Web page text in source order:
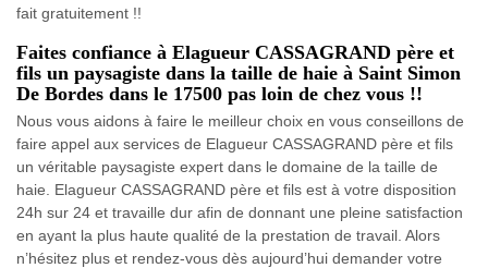
fait gratuitement !!
Faites confiance à Elagueur CASSAGRAND père et
fils un paysagiste dans la taille de haie à Saint Simon
De Bordes dans le 17500 pas loin de chez vous !!
Nous vous aidons à faire le meilleur choix en vous conseillons de
faire appel aux services de Elagueur CASSAGRAND père et fils
un véritable paysagiste expert dans le domaine de la taille de
haie. Elagueur CASSAGRAND père et fils est à votre disposition
24h sur 24 et travaille dur afin de donnant une pleine satisfaction
en ayant la plus haute qualité de la prestation de travail. Alors
n’hésitez plus et rendez-vous dès aujourd’hui demander votre